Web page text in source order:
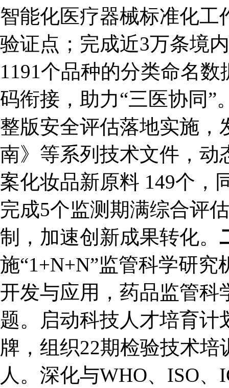
智能化医疗器械标准化工
验证点；完成近3万条境
1191个品种的分类命名
码衔接，助力“三医协同
整版安全评估落地实施，
南》等系列技术文件，动
案化妆品新原料 149个，
完成5个监测期满综合评
制，加速创新成果转化。
施“1+N+N”监管科学研
开发与应用，药品监管科
题。启动科技人才培育计
牌，组织22期检验技术
人。深化与WHO、ISO